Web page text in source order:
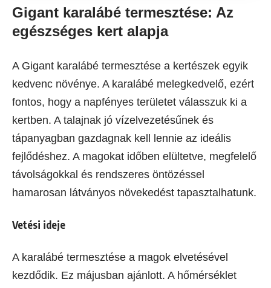
Gigant karalábé termesztése: Az
egészséges kert alapja
A Gigant karalábé termesztése a kertészek egyik
kedvenc növénye. A karalábé melegkedvelő, ezért
fontos, hogy a napfényes területet válasszuk ki a
kertben. A talajnak jó vízelvezetésűnek és
tápanyagban gazdagnak kell lennie az ideális
fejlődéshez. A magokat időben elültetve, megfelelő
távolságokkal és rendszeres öntözéssel
hamarosan látványos növekedést tapasztalhatunk.
Vetési ideje
A karalábé termesztése a magok elvetésével
kezdődik. Ez májusban ajánlott. A hőmérséklet